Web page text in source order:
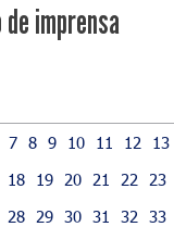
de imprensa
7 8 9 10 11 12
13
18 19 20 21 22
23
28 29 30 31 32
33